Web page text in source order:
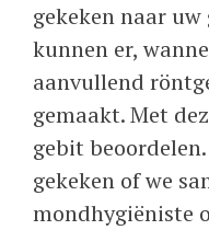
gekeken naar
kunnen er,
aanvullend
gemaakt. Met
gebit
gekeken of we
mondhygiëniste